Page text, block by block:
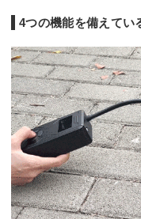
4つの機能を備えてい